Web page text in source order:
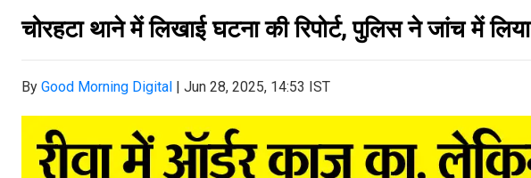
चोरहटा थाने में लिखाई घटना की रिपोर्ट, पुलिस ने जांच में लिया
By Good Morning Digital | Jun 28, 2025, 14:53 IST